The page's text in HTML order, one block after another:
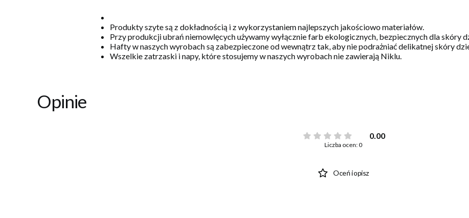
Produkty szyte są z dokładnością i z wykorzystaniem najlepszych jakościowo materiałów.
Przy produkcji ubrań niemowlęcych używamy wyłącznie farb ekologicznych, bezpiecznych dla skóry
Hafty w naszych wyrobach są zabezpieczone od wewnątrz tak, aby nie podrażniać delikatnej skóry
Wszelkie zatrzaski i napy, które stosujemy w naszych wyrobach nie zawierają Niklu.
Opinie
0.00
Liczba ocen: 0
Oceń i opisz